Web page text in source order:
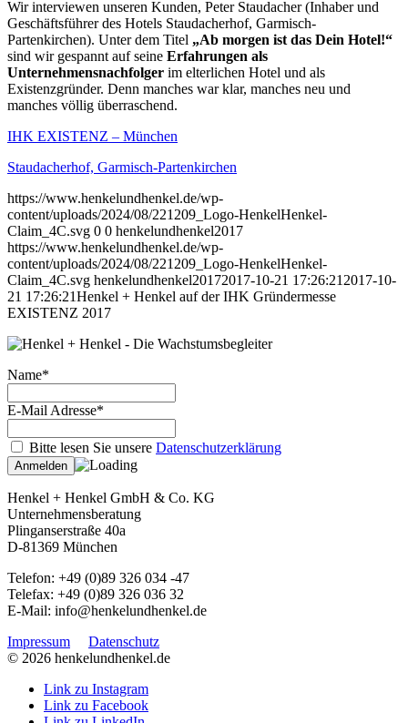
Wir interviewen unseren Kunden, Peter Staudacher (Inhaber und
Geschäftsführer des Hotels Staudacherhof, Garmisch-
Partenkirchen). Unter dem Titel „Ab morgen ist das Dein Hotel!“
sind wir gespannt auf seine Erfahrungen als
Unternehmensnachfolger im elterlichen Hotel und als
Existenzgründer. Denn manches war klar, manches neu und
manches völlig überraschend.
IHK EXISTENZ – München
Staudacherhof, Garmisch-Partenkirchen
https://www.henkelundhenkel.de/wp-
content/uploads/2024/08/221209_Logo-HenkelHenkel-
Claim_4C.svg 0 0 henkelundhenkel2017
https://www.henkelundhenkel.de/wp-
content/uploads/2024/08/221209_Logo-HenkelHenkel-
Claim_4C.svg henkelundhenkel20172017-10-21 17:26:21 2017-10-
21 17:26:21Henkel + Henkel auf der IHK Gründermesse
EXISTENZ 2017
Name*
E-Mail Adresse*
Bitte lesen Sie unsere Datenschutzerklärung
Henkel + Henkel GmbH & Co. KG
Unternehmensberatung
Plinganserstraße 40a
D-81369 München
Telefon: +49 (0)89 326 034 -47
Telefax: +49 (0)89 326 036 32
E-Mail: info@henkelundhenkel.de
Impressum
Datenschutz
© 2026 henkelundhenkel.de
Link zu Instagram
Link zu Facebook